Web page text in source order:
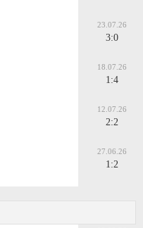
23.07.26
3:0
18.07.26
1:4
12.07.26
2:2
27.06.26
1:2